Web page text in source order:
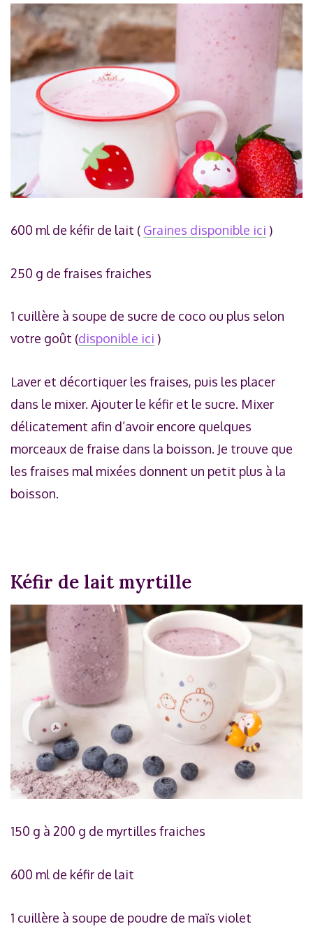
600 ml de kéfir de lait ( Graines disponible ici )
250 g de fraises fraiches
1 cuillère à soupe de sucre de coco ou plus selon
votre goût (disponible ici )
Laver et décortiquer les fraises, puis les placer
dans le mixer. Ajouter le kéfir et le sucre. Mixer
délicatement afin d’avoir encore quelques
morceaux de fraise dans la boisson. Je trouve que
les fraises mal mixées donnent un petit plus à la
boisson.
Kéfir de lait myrtille
150 g à 200 g de myrtilles fraiches
600 ml de kéfir de lait
1 cuillère à soupe de poudre de maïs violet